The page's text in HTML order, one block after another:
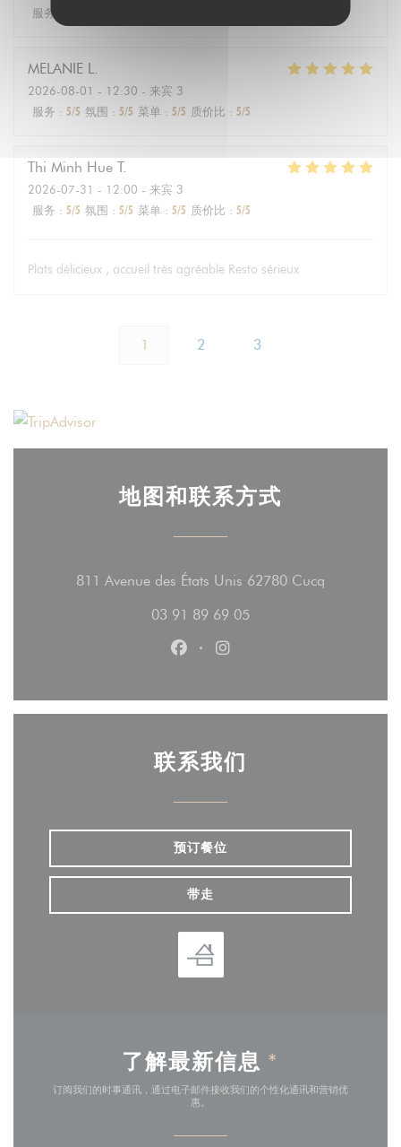
服务
MELANIE L
2026-08-01 - 12:30 - 来宾 3
服务 : 5/5 氛围 : 5/5 菜单 : 5/5 质价比 : 5/5
Thi Minh Hue T
2026-07-31 - 12:00 - 来宾 3
服务 : 5/5 氛围 : 5/5 菜单 : 5/5 质价比 : 5/5
Plats délicieux , accueil très agréable Resto sérieux
1 2 3
地图和联系方式
811 Avenue des États Unis 62780 Cucq
03 91 89 69 05
Facebook ((在新窗口中打开))
Instagram ((在新窗口中
联系我们
预订餐位
带走
了解最新信息 *
订阅我们的时事通讯，通过电子邮件接收我们的个性化通讯和营销优
惠。